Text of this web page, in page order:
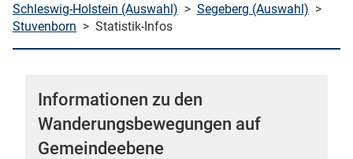
Schleswig-Holstein (Auswahl) > Segeberg (Auswahl) >
Stuvenborn > Statistik-Infos
Informationen zu den
Wanderungsbewegungen auf
Gemeindeebene